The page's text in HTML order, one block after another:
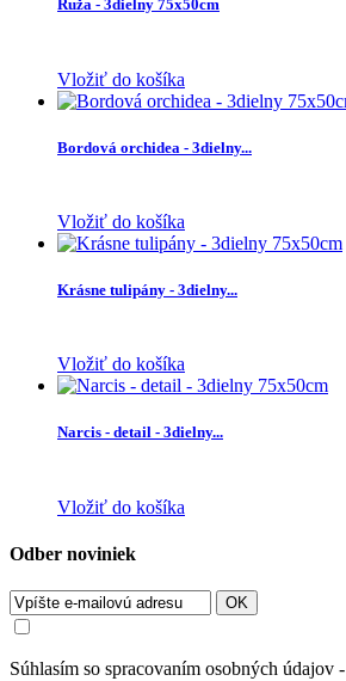
Ruža - 3dielny 75x50cm
Vložiť do košíka
Bordová orchidea - 3dielny...
Vložiť do košíka
Krásne tulipány - 3dielny...
Vložiť do košíka
Narcis - detail - 3dielny...
Vložiť do košíka
Odber noviniek
OK
Súhlasím so spracovaním osobných údajov -